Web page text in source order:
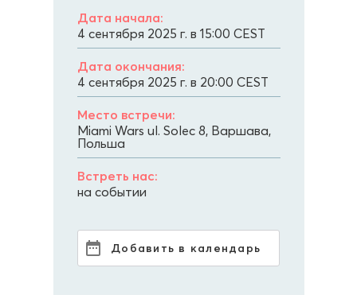
Дата начала:
4 сентября 2025 г. в 15:00 CEST
Дата окончания:
4 сентября 2025 г. в 20:00 CEST
Место встречи:
Miami Wars ul. Solec 8, Варшава,
Польша
Встреть нас:
на событии
Добавить в календарь